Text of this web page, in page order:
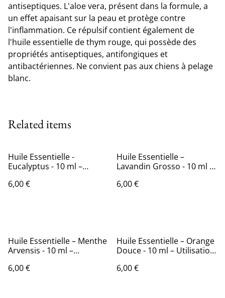
antiseptiques. L'aloe vera, présent dans la formule, a
un effet apaisant sur la peau et protège contre
l'inflammation. Ce répulsif contient également de
l'huile essentielle de thym rouge, qui possède des
propriétés antiseptiques, antifongiques et
antibactériennes. Ne convient pas aux chiens à pelage
blanc.
Related items
Huile Essentielle -
Eucalyptus - 10 ml –
Diffusion
6,00 €
Huile Essentielle –
Lavandin Grosso - 10 ml –
Diffusion –
6,00 €
Huile Essentielle – Menthe
Arvensis - 10 ml –
Diffusion –
6,00 €
Huile Essentielle – Orange
Douce - 10 ml – Utilisation
6,00 €